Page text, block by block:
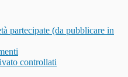
partecipate (da pubblicare in
controllati